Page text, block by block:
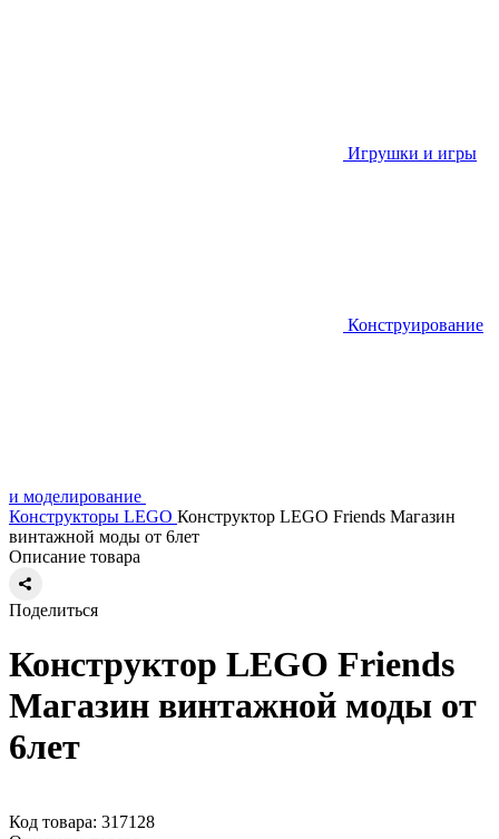
Игрушки и игры
Конструирование
и моделирование
Конструкторы LEGO Конструктор LEGO Friends Магазин
винтажной моды от 6лет
Описание товара
Поделиться
Конструктор LEGO Friends
Магазин винтажной моды от
6лет
Код товара: 317128